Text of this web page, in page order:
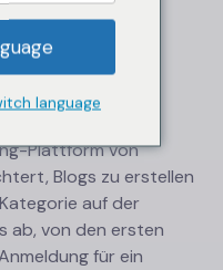
Plattform von
Blogs zu erstellen
Kategorie auf der
ab, von den ersten
für ein
language